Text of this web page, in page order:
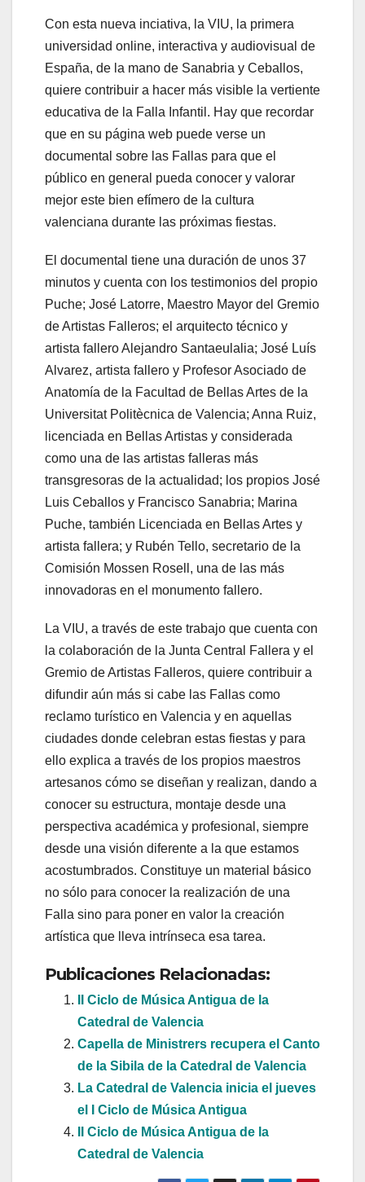
Con esta nueva inciativa, la VIU, la primera
universidad online, interactiva y audiovisual de
España, de la mano de Sanabria y Ceballos,
quiere contribuir a hacer más visible la vertiente
educativa de la Falla Infantil. Hay que recordar
que en su página web puede verse un
documental sobre las Fallas para que el
público en general pueda conocer y valorar
mejor este bien efímero de la cultura
valenciana durante las próximas fiestas.
El documental tiene una duración de unos 37
minutos y cuenta con los testimonios del propio
Puche; José Latorre, Maestro Mayor del Gremio
de Artistas Falleros; el arquitecto técnico y
artista fallero Alejandro Santaeulalia; José Luís
Alvarez, artista fallero y Profesor Asociado de
Anatomía de la Facultad de Bellas Artes de la
Universitat Politècnica de Valencia; Anna Ruiz,
licenciada en Bellas Artistas y considerada
como una de las artistas falleras más
transgresoras de la actualidad; los propios José
Luis Ceballos y Francisco Sanabria; Marina
Puche, también Licenciada en Bellas Artes y
artista fallera; y Rubén Tello, secretario de la
Comisión Mossen Rosell, una de las más
innovadoras en el monumento fallero.
La VIU, a través de este trabajo que cuenta con
la colaboración de la Junta Central Fallera y el
Gremio de Artistas Falleros, quiere contribuir a
difundir aún más si cabe las Fallas como
reclamo turístico en Valencia y en aquellas
ciudades donde celebran estas fiestas y para
ello explica a través de los propios maestros
artesanos cómo se diseñan y realizan, dando a
conocer su estructura, montaje desde una
perspectiva académica y profesional, siempre
desde una visión diferente a la que estamos
acostumbrados. Constituye un material básico
no sólo para conocer la realización de una
Falla sino para poner en valor la creación
artística que lleva intrínseca esa tarea.
Publicaciones Relacionadas:
II Ciclo de Música Antigua de la
Catedral de Valencia
Capella de Ministrers recupera el Canto
de la Sibila de la Catedral de Valencia
La Catedral de Valencia inicia el jueves
el I Ciclo de Música Antigua
II Ciclo de Música Antigua de la
Catedral de Valencia